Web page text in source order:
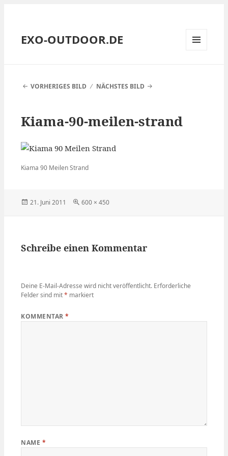
EXO-OUTDOOR.DE
VORHERIGES BILD
NÄCHSTES BILD
Kiama-90-meilen-strand
Kiama 90 Meilen Strand
Veröffentlicht
21. Juni 2011
Volle
600 × 450
Schreibe einen Kommentar
Deine E-Mail-Adresse wird nicht veröffentlicht. Erforderliche
Felder sind mit* markiert
KOMMENTAR*
NAME *